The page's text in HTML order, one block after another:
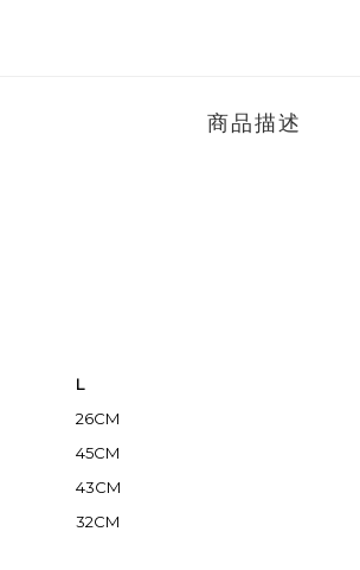
商品描述
L
26CM
45CM
43CM
32CM